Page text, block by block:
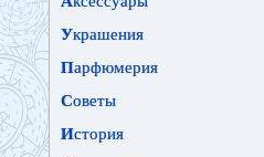
Украшения
Парфюмерия
Советы
История